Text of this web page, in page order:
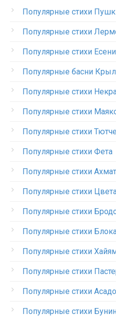
Популярные стихи
Популярные стихи
Популярные стихи
Популярные басни
Популярные стихи
Популярные стихи
Популярные стихи
Популярные стихи Фета
Популярные стихи
Популярные стихи
Популярные стихи
Популярные стихи
Популярные стихи
Популярные стихи
Популярные стихи
Популярные стихи